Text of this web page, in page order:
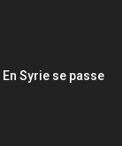
Syrie se passe